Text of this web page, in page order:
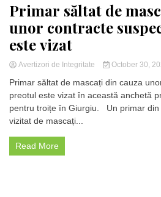
Primar săltat de
unor contracte
este vizat
Avertizori de Integritate October 30,
Primar săltat de mascați din cauza
preotul este vizat în această anchetă
pentru troițe în Giurgiu. Un primar
vizitat de mascați...
Read More